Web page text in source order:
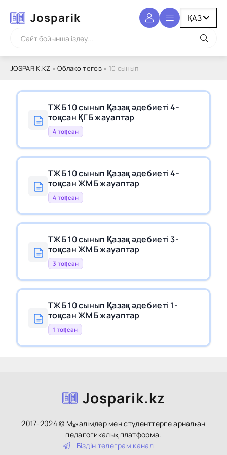
Josparik
JOSPARIK.KZ »Облако тегов» 10 сынып
ТЖБ 10 сынып Қазақ әдебиеті 4-
тоқсан ҚГБ жауаптар
4 тоқсан
ТЖБ 10 сынып Қазақ әдебиеті 4-
тоқсан ЖМБ жауаптар
4 тоқсан
ТЖБ 10 сынып Қазақ әдебиеті 3-
тоқсан ЖМБ жауаптар
3 тоқсан
ТЖБ 10 сынып Қазақ әдебиеті 1-
тоқсан ЖМБ жауаптар
1 тоқсан
Josparik.kz
2017-2024 © Мұғалімдер мен студенттерге арналған
педагогикалық платформа.
Біздін тeлeгpaм кaнaл